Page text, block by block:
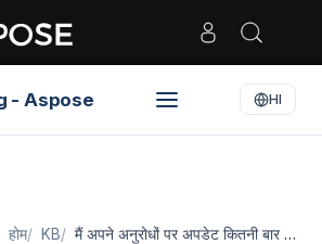
- Aspose HI
होम KB मैं अपने अनुरोधों पर अपडेट कितनी बार …